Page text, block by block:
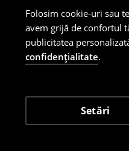
Folosim cookie-uri sau
avem grijă de confortul
publicitatea
confidențialitate.
Setări